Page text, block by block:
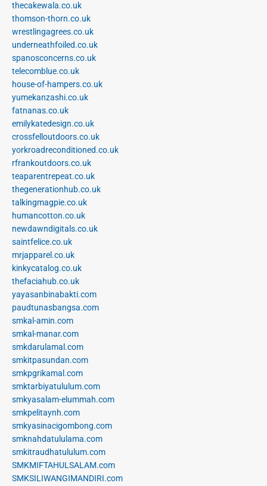
thecakewala.co.uk
thomson-thorn.co.uk
wrestlingagrees.co.uk
underneathfoiled.co.uk
spanosconcerns.co.uk
telecomblue.co.uk
house-of-hampers.co.uk
yumekanzashi.co.uk
fatnanas.co.uk
emilykatedesign.co.uk
crossfelloutdoors.co.uk
yorkroadreconditioned.co.uk
rfrankoutdoors.co.uk
teaparentrepeat.co.uk
thegenerationhub.co.uk
talkingmagpie.co.uk
humancotton.co.uk
newdawndigitals.co.uk
saintfelice.co.uk
mrjapparel.co.uk
kinkycatalog.co.uk
thefaciahub.co.uk
yayasanbinabakti.com
paudtunasbangsa.com
smkal-amin.com
smkal-manar.com
smkdarulamal.com
smkitpasundan.com
smkpgrikamal.com
smktarbiyatululum.com
smkyasalam-elummah.com
smkpelitaynh.com
smkyasinacigombong.com
smknahdatululama.com
smkitraudhatululum.com
SMKMIFTAHULSALAM.com
SMKSILIWANGIMANDIRI.com